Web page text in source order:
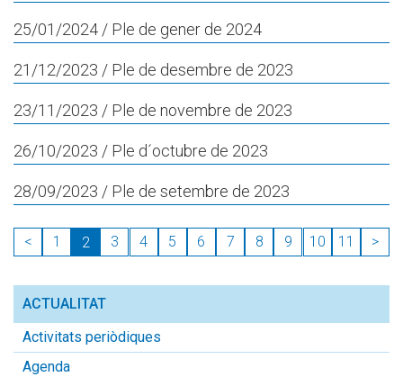
25/01/2024 / Ple de gener de 2024
21/12/2023 / Ple de desembre de 2023
23/11/2023 / Ple de novembre de 2023
26/10/2023 / Ple d´octubre de 2023
28/09/2023 / Ple de setembre de 2023
< 1 2 3 4 5 6 7 8 9 10 11 >
ACTUALITAT
Activitats periòdiques
Agenda